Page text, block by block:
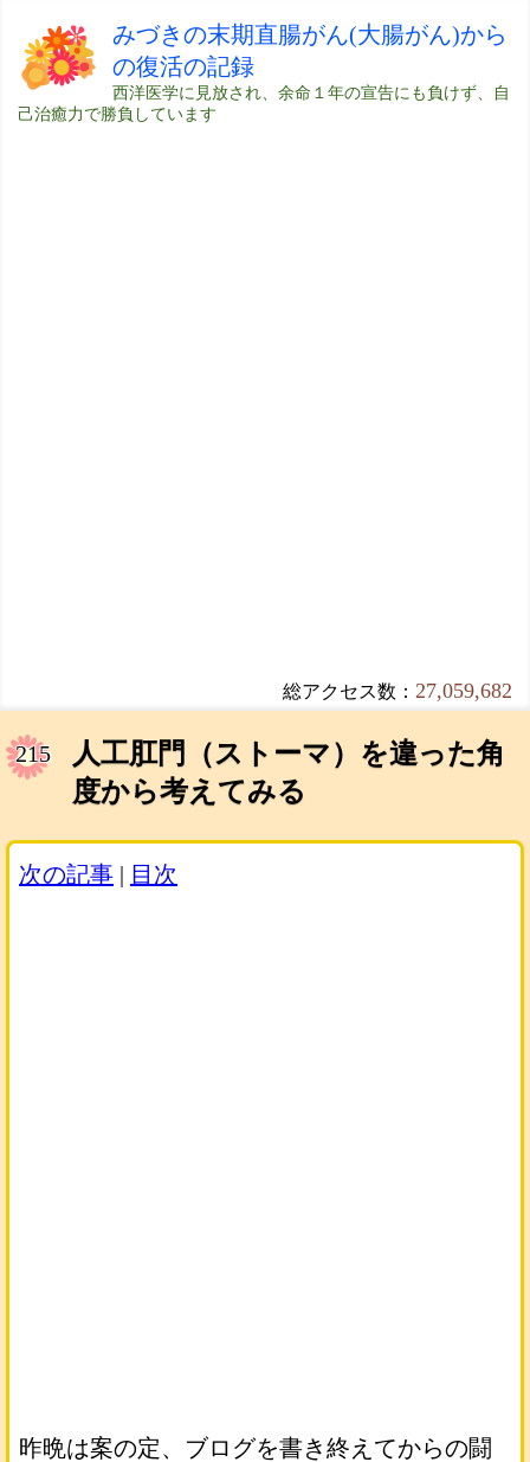
みづきの末期直腸がん(大腸がん)から
の復活の記録
西洋医学に見放され、余命１年の宣告にも負けず、自
己治癒力で勝負しています
総アクセス数： 27,059,682
215
人工肛門（ストーマ）を違った角
度から考えてみる
次の記事 | 目次
昨晩は案の定、ブログを書き終えてからの闘